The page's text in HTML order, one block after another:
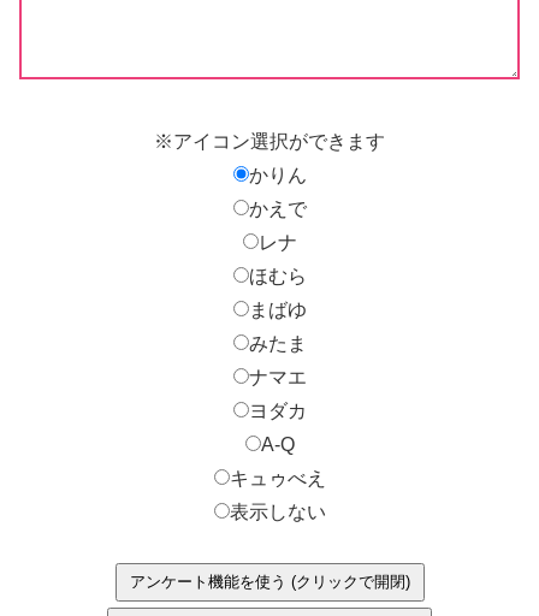
※アイコン選択ができます
かりん
かえで
レナ
ほむら
まばゆ
みたま
ナマエ
ヨダカ
A-Q
キュゥべえ
表示しない
アンケート機能を使う (クリックで開閉)